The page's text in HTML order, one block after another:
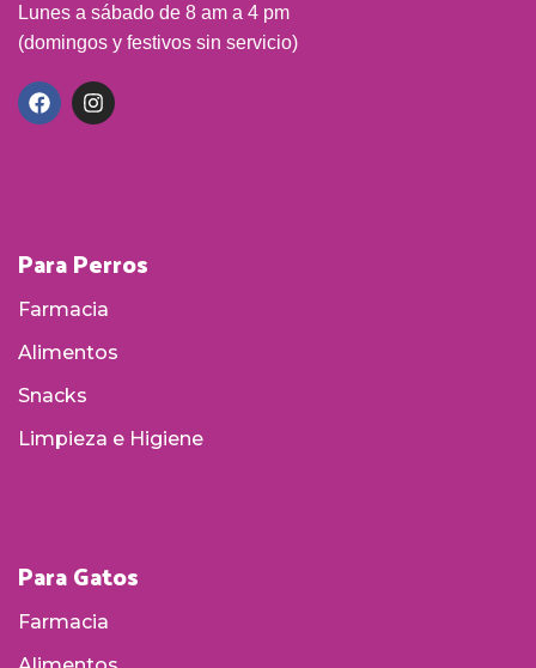
Lunes a sábado de 8 am a 4 pm
(domingos y festivos sin servicio)
Para Perros
Farmacia
Alimentos
Snacks
Limpieza e Higiene
Para Gatos
Farmacia